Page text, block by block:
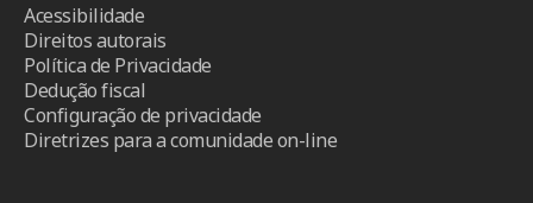
Acessibilidade
Direitos autorais
Política de Privacidade
Dedução fiscal
Configuração de privacidade
Diretrizes para a comunidade on-line